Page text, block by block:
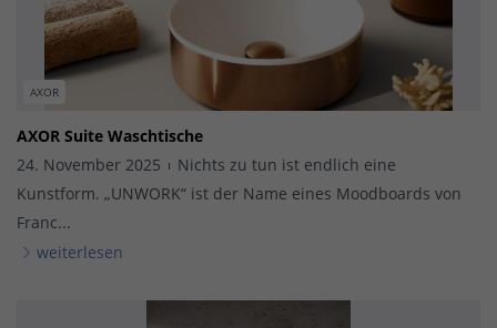
AXOR
AXOR Suite Waschtische
24. November 2025
Nichts zu tun ist endlich eine
Kunstform. „UNWORK“ ist der Name eines Moodboards von
Franc...
weiterlesen